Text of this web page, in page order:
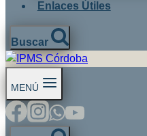
Enlaces Útiles
Buscar
MENÚ